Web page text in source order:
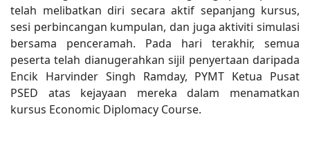
telah melibatkan diri secara aktif sepanjang kursus,
sesi perbincangan kumpulan, dan juga aktiviti simulasi
bersama penceramah. Pada hari terakhir, semua
peserta telah dianugerahkan sijil penyertaan daripada
Encik Harvinder Singh Ramday, PYMT Ketua Pusat
PSED atas kejayaan mereka dalam menamatkan
kursus Economic Diplomacy Course.